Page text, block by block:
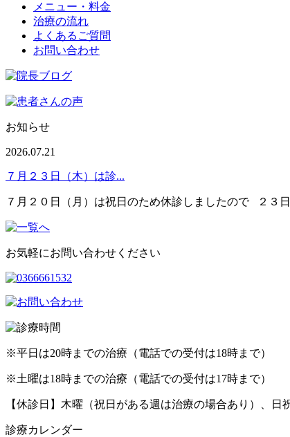
メニュー・料金
治療の流れ
よくあるご質問
お問い合わせ
お知らせ
2026.07.21
７月２３日（木）は診...
７月２０日（月）は祝日のため休診しましたので ２３
お気軽にお問い合わせください
※平日は20時までの治療（電話での受付は18時まで）
※土曜は18時までの治療（電話での受付は17時まで）
【休診日】木曜（祝日がある週は治療の場合あり）、日
診療カレンダー